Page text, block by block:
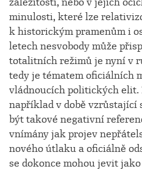
minulosti, které lze
k historickým pramenům i
letech nesvobody může
totalitních režimů je nyní v
tedy je tématem oficiálních
vládnoucích politických
například v době vzrůstající
být takové negativní
vnímány jak projev
nového útlaku a oficiálně
se dokonce mohou jevit